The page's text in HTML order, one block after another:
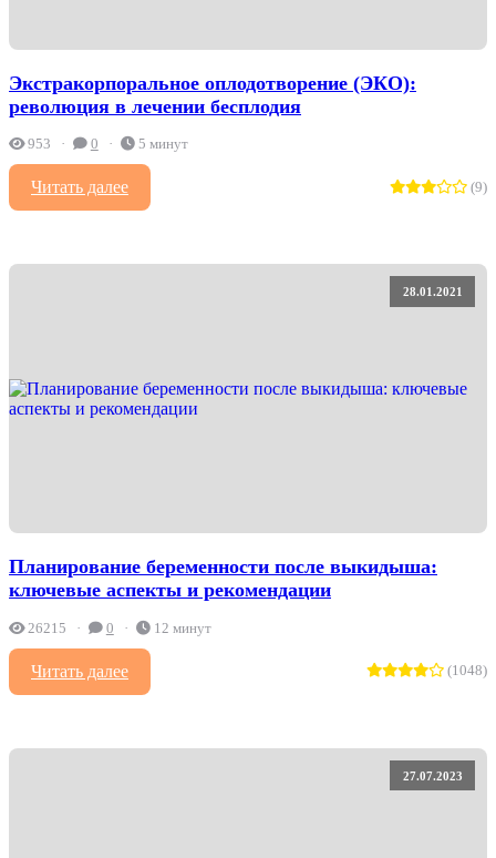
Экстракорпоральное оплодотворение (ЭКО):
революция в лечении бесплодия
953 0 5 минут
Читать далее (9)
28.01.2021
Планирование беременности после выкидыша:
ключевые аспекты и рекомендации
26215 0 12 минут
Читать далее (1048)
27.07.2023